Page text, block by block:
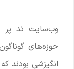
وب‌سایت تد پر
حوزه‌های
انگیزشی بودند